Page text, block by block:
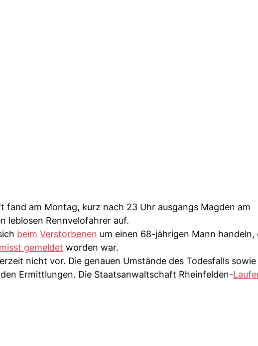
fand am Montag, kurz nach 23 Uhr ausgangs Magden am
leblosen Rennvelofahrer auf.
beim Verstorbenen um einen 68-jährigen Mann handeln,
gemeldet worden war.
nicht vor. Die genauen Umstände des Todesfalls sowie
Ermittlungen. Die Staatsanwaltschaft Rheinfelden-